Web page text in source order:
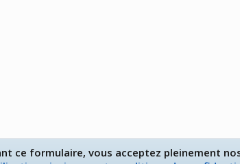
ce formulaire, vous acceptez pleinement